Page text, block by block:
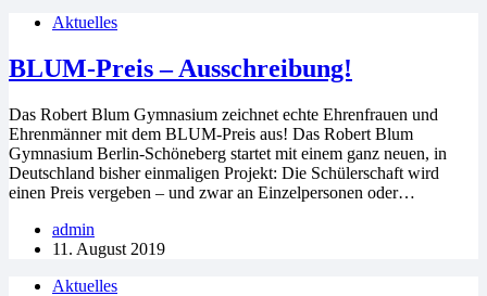
Aktuelles
BLUM-Preis – Ausschreibung!
Das Robert Blum Gymnasium zeichnet echte Ehrenfrauen und
Ehrenmänner mit dem BLUM-Preis aus! Das Robert Blum
Gymnasium Berlin-Schöneberg startet mit einem ganz neuen, in
Deutschland bisher einmaligen Projekt: Die Schülerschaft wird
einen Preis vergeben – und zwar an Einzelpersonen oder…
admin
11. August 2019
Aktuelles